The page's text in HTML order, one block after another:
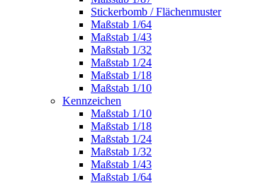
Stickerbomb / Flächenmuster
Maßstab 1/64
Maßstab 1/43
Maßstab 1/32
Maßstab 1/24
Maßstab 1/18
Maßstab 1/10
Kennzeichen
Maßstab 1/10
Maßstab 1/18
Maßstab 1/24
Maßstab 1/32
Maßstab 1/43
Maßstab 1/64